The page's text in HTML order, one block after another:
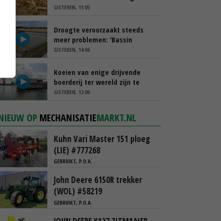
schappen
GISTEREN, 11:05
Droogte veroorzaakt steeds
meer problemen: ‘Bassin
afgelopen week al leeg’
GISTEREN, 14:06
Koeien van enige drijvende
boerderij ter wereld zijn te
koop
GISTEREN, 12:00
OP MECHANISATIEMARKT.NL
Kuhn Vari Master 151 ploeg
(LIE) #777268
GEBRUIKT, P.O.A.
John Deere 6150R trekker
(WOL) #58219
GEBRUIKT, P.O.A.